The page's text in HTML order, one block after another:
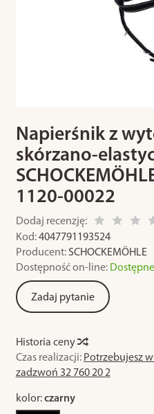
Napierśnik z
skórzano-
1120-00022
Dodaj recenzję:
Kod: 4047791193524
Producent: SCHOCKEMÖHLE
Dostępność on-line: Dostępne
Zadaj pytanie
Historia ceny
Czas realizacji: Potrzebujesz
zadzwoń 32 760 20 2
kolor:czarny